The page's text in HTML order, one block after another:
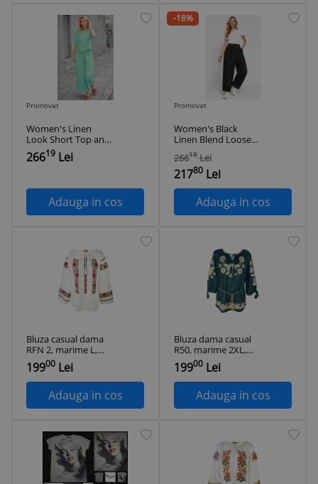
Promovat
Women's Linen
Look Short Top and
Pants Water Green
Set
26619 Lei
Adauga in cos
-18%
Promovat
Women's Black
Linen Blend Loose
Fit Shalwar Trousers
26619 Lei
21780 Lei
Adauga in cos
Bluza casual dama
RFN 2, marime L,
alb/verde
19900 Lei
Adauga in cos
Bluza dama casual
R50, marime 2XL,
verde/bej
19900 Lei
Adauga in cos